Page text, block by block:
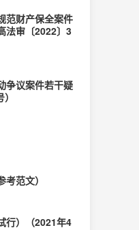
范财产保全案件
法审〔2022〕3
争议案件若干疑
范文）
行）（2021年4